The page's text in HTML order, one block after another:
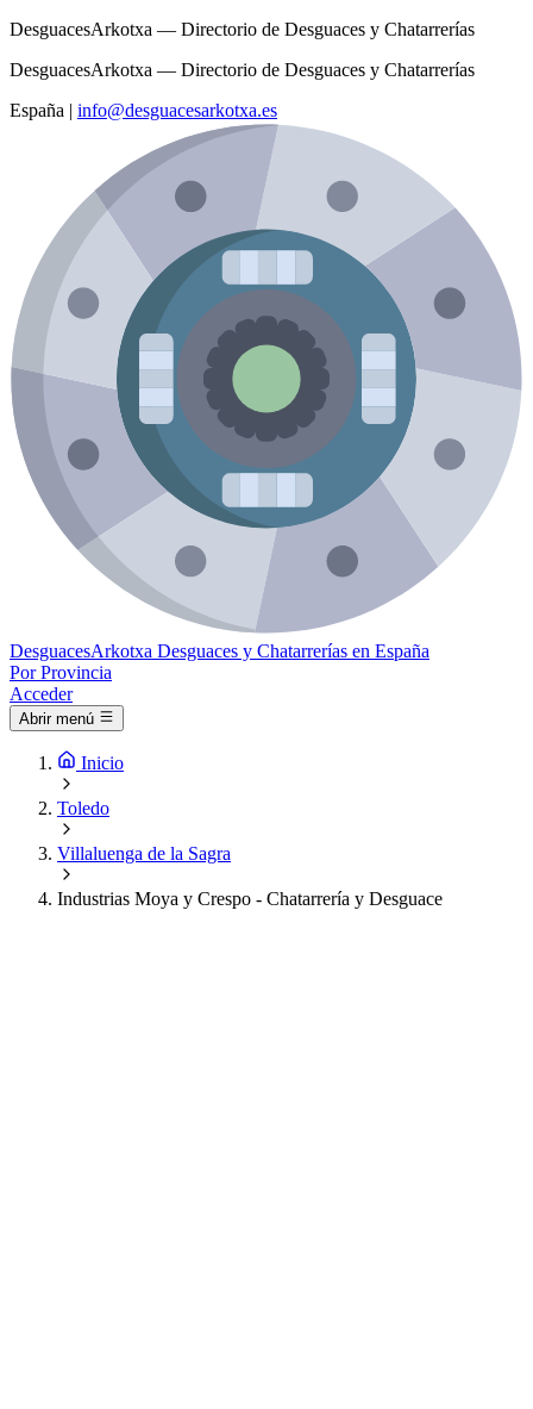
DesguacesArkotxa — Directorio de Desguaces y Chatarrerías
DesguacesArkotxa — Directorio de Desguaces y Chatarrerías
España | info@desguacesarkotxa.es
DesguacesArkotxa Desguaces y Chatarrerías en España
Por Provincia
Acceder
Abrir menú
Inicio
Toledo
Villaluenga de la Sagra
Industrias Moya y Crespo - Chatarrería y Desguace